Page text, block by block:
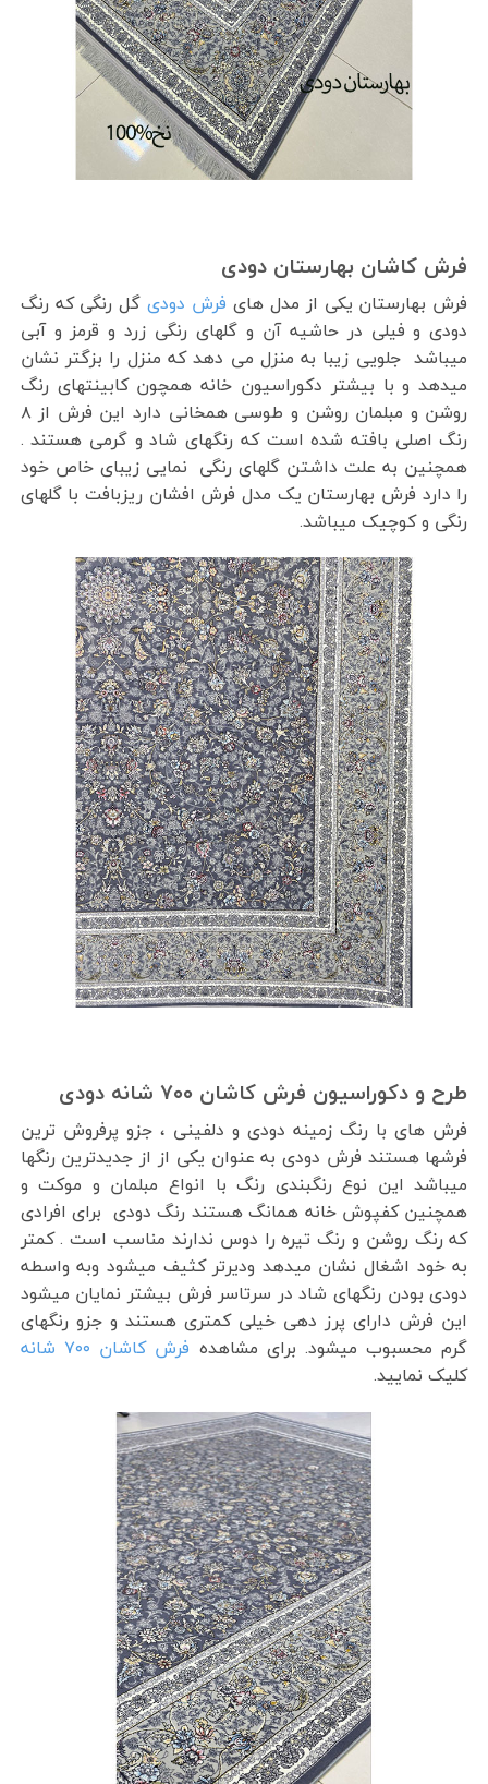
فرش کاشان بهارستان دودی
فرش بهارستان یکی از مدل های فرش دودیگل رنگی که رنگ
دودی و فیلی در حاشیه آن و گلهای رنگی زرد و قرمز و آبی
میباشد جلویی زیبا به منزل می دهد که منزل را بزگتر نشان
میدهد و با بیشتر دکوراسیون خانه همچون کابینتهای رنگ
روشن و مبلمان روشن و طوسی همخانی دارد این فرش از ۸
رنگ اصلی بافته شده است که رنگهای شاد و گرمی هستند .
همچنین به علت داشتن گلهای رنگی نمایی زیبای خاص خود
را دارد فرش بهارستان یک مدل فرش افشان ریزبافت با گلهای
رنگی و کوچیک میباشد.
طرح و دکوراسیون فرش کاشان ۷۰۰ شانه دودی
فرش های با رنگ زمینه دودی و دلفینی ، جزو پرفروش ترین
فرشها هستند فرش دودی به عنوان یکی از از جدیدترین رنگها
میباشد این نوع رنگبندی رنگ با انواع مبلمان و موکت و
همچنین کفپوش خانه همانگ هستند رنگ دودی برای افرادی
که رنگ روشن و رنگ تیره را دوس ندارند مناسب است . کمتر
به خود اشغال نشان میدهد ودیرتر کثیف میشود وبه واسطه
دودی بودن رنگهای شاد در سرتاسر فرش بیشتر نمایان میشود
این فرش دارای پرز دهی خیلی کمتری هستند و جزو رنگهای
گرم محسبوب میشود. برای مشاهده فرش کاشان ۷۰۰ شانه
کلیک نمایید.